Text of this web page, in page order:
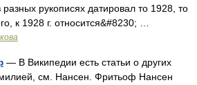
рукописях датировал то 1928, то
к 1928 г. относится&#8230; …
— В Википедии есть статьи о других
см. Нансен. Фритьоф Нансен